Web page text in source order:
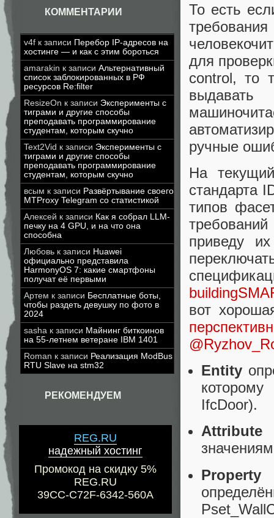
КОММЕНТАРИИ
v4f к записи Перебор IP-адресов на
хостинге — и как с этим бороться
amarakin к записи Альтернативный
список заблокированных в РФ
ресурсов Re:filter
ResizeOn к записи Эксперименты с
тиграми и другие способы
преподавать программирование
студентам, которым скучно
Text2Vid к записи Эксперименты с
тиграми и другие способы
преподавать программирование
студентам, которым скучно
всым к записи Развёртывание своего
MTProxy Telegram со статистикой
Алексей к записи Как я собрал LLM-
печку на 4 GPU, и на что она
способна
Любовь к записи Huawei
официально представила
HarmonyOS 7: какие смартфоны
получат её первыми
Артем к записи Бесплатные боты,
чтобы раздеть девушку по фото в
2024
sasha к записи Майнинг биткоинов
на 55-летнем ветеране IBM 1401
Roman к записи Реализация ModBus
RTU Slave на stm32
РЕКОМЕНДУЕМ
REG.RU
надежный хостинг
Промокод на скидку 5%
REG.RU
39CC-C72F-6342-560A
То есть
для
control, то
ручные
На
стандарта
типов
приведу
вот
Entity
IfcDoor).